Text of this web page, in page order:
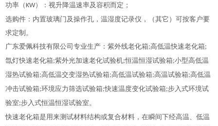
功率（KW）：视升降温速率及容积而定；
选购件：内置玻璃门及操作孔，温湿度记录仪，（其它）可按客户要
求定制。
广东爱佩科技有限公司专业生产：紫外线老化箱;高低温快速老化箱;
氙灯快速老化箱;紫外光加速老化试验机;恒温恒湿试验箱;小型高低温
湿热试验箱;高低温交变湿热试验箱;高低温试验箱;高温试验箱;高低温
冲击试验箱;环境应力筛选试验箱;快速温度变化试验箱;步入式环境试
验室;步入式恒温恒湿试验室。
快速老化箱是用来测试材料结构或复合材料，在瞬间下经高温、低温